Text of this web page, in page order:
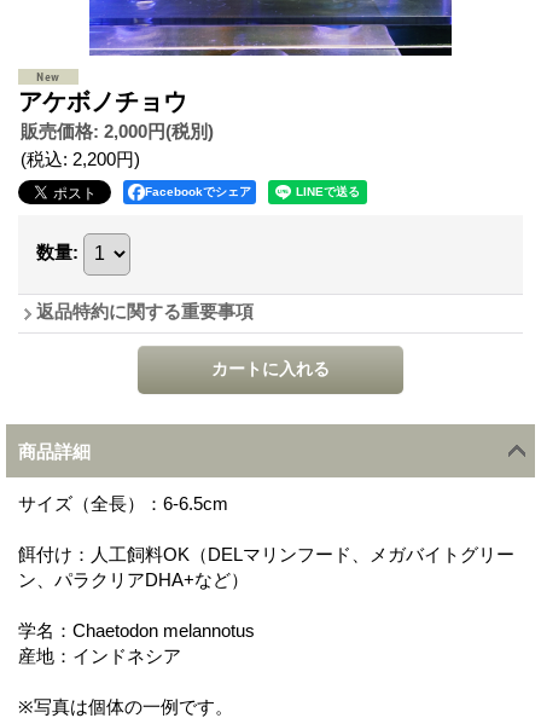
アケボノチョウ
販売価格: 2,000円(税別)
(税込: 2,200円)
Facebookでシェア
数量:
返品特約に関する重要事項
商品詳細
サイズ（全長）：6-6.5cm
餌付け：人工飼料OK（DELマリンフード、メガバイトグリー
ン、パラクリアDHA+など）
学名：Chaetodon melannotus
産地：インドネシア
※写真は個体の一例です。